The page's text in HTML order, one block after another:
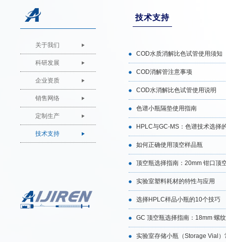
关于我们
科研发展
企业资质
销售网络
定制生产
技术支持
技术支持
COD⽔质消解⽐⾊试管使用须知
COD消解管注意事项
COD水消解比色试管使用说明
色谱小瓶隔垫使用指南
HPLC与GC-MS：色谱技术选择
如何正确使用顶空样品瓶
顶空瓶选择指南：20mm 钳口顶
实验室塑料耗材的特性与应用
选择HPLC样品小瓶的10个技巧
GC 顶空瓶选择指南：18mm 螺
实验室存储小瓶（Storage Vial